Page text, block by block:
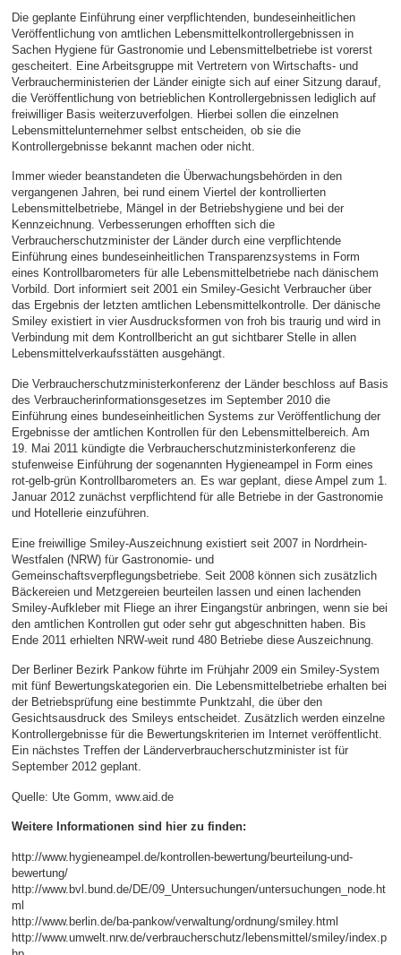
Die geplante Einführung einer verpflichtenden, bundeseinheitlichen
Veröffentlichung von amtlichen Lebensmittelkontrollergebnissen in
Sachen Hygiene für Gastronomie und Lebensmittelbetriebe ist vorerst
gescheitert. Eine Arbeitsgruppe mit Vertretern von Wirtschafts- und
Verbraucherministerien der Länder einigte sich auf einer Sitzung darauf,
die Veröffentlichung von betrieblichen Kontrollergebnissen lediglich auf
freiwilliger Basis weiterzuverfolgen. Hierbei sollen die einzelnen
Lebensmittelunternehmer selbst entscheiden, ob sie die
Kontrollergebnisse bekannt machen oder nicht.
Immer wieder beanstandeten die Überwachungsbehörden in den
vergangenen Jahren, bei rund einem Viertel der kontrollierten
Lebensmittelbetriebe, Mängel in der Betriebshygiene und bei der
Kennzeichnung. Verbesserungen erhofften sich die
Verbraucherschutzminister der Länder durch eine verpflichtende
Einführung eines bundeseinheitlichen Transparenzsystems in Form
eines Kontrollbarometers für alle Lebensmittelbetriebe nach dänischem
Vorbild. Dort informiert seit 2001 ein Smiley-Gesicht Verbraucher über
das Ergebnis der letzten amtlichen Lebensmittelkontrolle. Der dänische
Smiley existiert in vier Ausdrucksformen von froh bis traurig und wird in
Verbindung mit dem Kontrollbericht an gut sichtbarer Stelle in allen
Lebensmittelverkaufsstätten ausgehängt.
Die Verbraucherschutzministerkonferenz der Länder beschloss auf Basis
des Verbraucherinformationsgesetzes im September 2010 die
Einführung eines bundeseinheitlichen Systems zur Veröffentlichung der
Ergebnisse der amtlichen Kontrollen für den Lebensmittelbereich. Am
19. Mai 2011 kündigte die Verbraucherschutzministerkonferenz die
stufenweise Einführung der sogenannten Hygieneampel in Form eines
rot-gelb-grün Kontrollbarometers an. Es war geplant, diese Ampel zum 1.
Januar 2012 zunächst verpflichtend für alle Betriebe in der Gastronomie
und Hotellerie einzuführen.
Eine freiwillige Smiley-Auszeichnung existiert seit 2007 in Nordrhein-
Westfalen (NRW) für Gastronomie- und
Gemeinschaftsverpflegungsbetriebe. Seit 2008 können sich zusätzlich
Bäckereien und Metzgereien beurteilen lassen und einen lachenden
Smiley-Aufkleber mit Fliege an ihrer Eingangstür anbringen, wenn sie bei
den amtlichen Kontrollen gut oder sehr gut abgeschnitten haben. Bis
Ende 2011 erhielten NRW-weit rund 480 Betriebe diese Auszeichnung.
Der Berliner Bezirk Pankow führte im Frühjahr 2009 ein Smiley-System
mit fünf Bewertungskategorien ein. Die Lebensmittelbetriebe erhalten bei
der Betriebsprüfung eine bestimmte Punktzahl, die über den
Gesichtsausdruck des Smileys entscheidet. Zusätzlich werden einzelne
Kontrollergebnisse für die Bewertungskriterien im Internet veröffentlicht.
Ein nächstes Treffen der Länderverbraucherschutzminister ist für
September 2012 geplant.
Quelle: Ute Gomm, www.aid.de
Weitere Informationen sind hier zu finden:
http://www.hygieneampel.de/kontrollen-bewertung/beurteilung-und-
bewertung/
http://www.bvl.bund.de/DE/09_Untersuchungen/untersuchungen_node.ht
ml
http://www.berlin.de/ba-pankow/verwaltung/ordnung/smiley.html
http://www.umwelt.nrw.de/verbraucherschutz/lebensmittel/smiley/index.p